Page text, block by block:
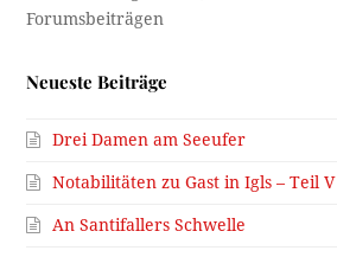
Neueste Beiträge
Drei Damen am Seeufer
Notabilitäten zu Gast in Igls – Teil V
An Santifallers Schwelle